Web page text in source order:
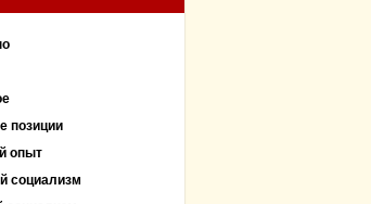
позиции
опыт
социализм